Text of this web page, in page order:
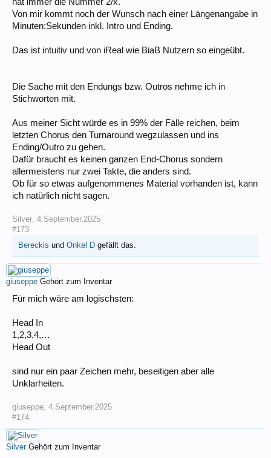
Von mir kommt noch der Wunsch nach einer Längenangabe in
Minuten:Sekunden inkl. Intro und Ending.
Das ist intuitiv und von iReal wie BiaB Nutzern so eingeübt.
Die Sache mit den Endungs bzw. Outros nehme ich in
Stichworten mit.
Aus meiner Sicht würde es in 99% der Fälle reichen, beim
letzten Chorus den Turnaround wegzulassen und ins
Ending/Outro zu gehen.
Dafür braucht es keinen ganzen End-Chorus sondern
allermeistens nur zwei Takte, die anders sind.
Ob für so etwas aufgenommenes Material vorhanden ist, kann
ich natürlich nicht sagen.
Silver 4.September.2025
#173
Bereckis und Onkel D gefällt das.
giuseppe Gehört zum Inventar
Für mich wäre am logischsten:
Head In
1,2,3,4,…
Head Out
sind nur ein paar Zeichen mehr, beseitigen aber alle
Unklarheiten.
giuseppe 4.September.2025
#174
Silver Gehört zum Inventar